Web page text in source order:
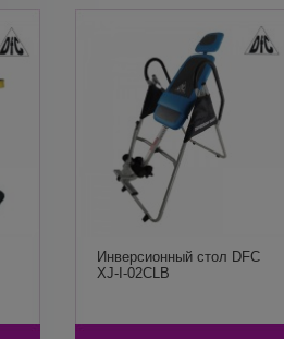
Инверсионный стол DFC
XJ-I-02CLB